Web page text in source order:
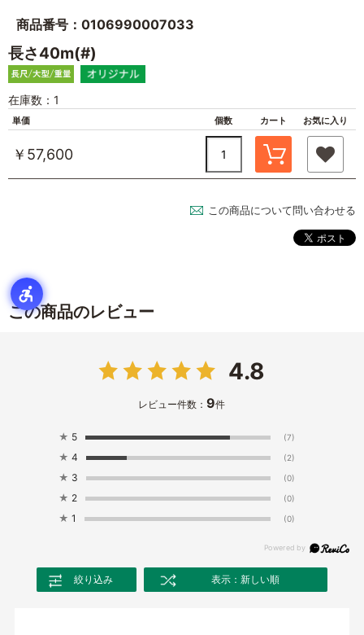
商品番号：0106990007033
長さ40m(#)
在庫数：1
単価 個数 カート お気に入り
￥57,600
この商品について問い合わせる
この商品のレビュー
4.8
レビュー件数：9件
★ 5 (7)
★ 4 (2)
★ 3 (0)
★ 2 (0)
★ 1 (0)
絞り込み 表示：新しい順